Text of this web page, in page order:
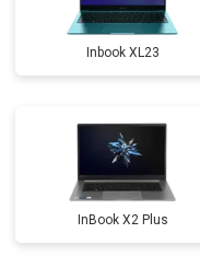
Inbook XL23
InBook X2 Plus